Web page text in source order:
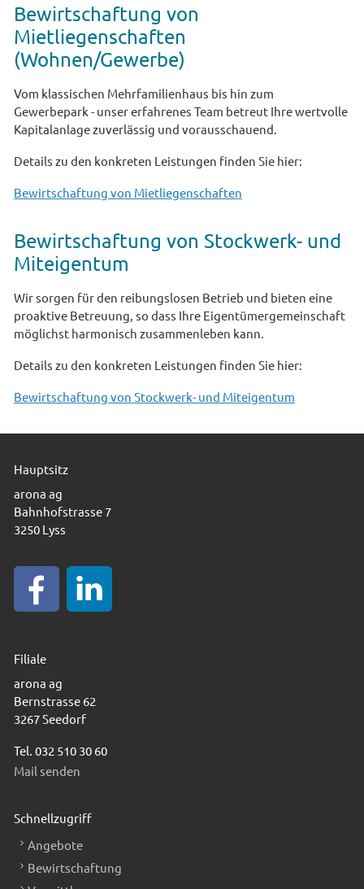
Bewirtschaftung von
Mietliegenschaften
(Wohnen/Gewerbe)
Vom klassischen Mehrfamilienhaus bis hin zum
Gewerbepark - unser erfahrenes Team betreut Ihre wertvolle
Kapitalanlage zuverlässig und vorausschauend.
Details zu den konkreten Leistungen finden Sie hier:
Bewirtschaftung von Mietliegenschaften
Bewirtschaftung von Stockwerk- und
Miteigentum
Wir sorgen für den reibungslosen Betrieb und bieten eine
proaktive Betreuung, so dass Ihre Eigentümergemeinschaft
möglichst harmonisch zusammenleben kann.
Details zu den konkreten Leistungen finden Sie hier:
Bewirtschaftung von Stockwerk- und Miteigentum
Hauptsitz
arona ag
Bahnhofstrasse 7
3250 Lyss
Filiale
arona ag
Bernstrasse 62
3267 Seedorf
Tel. 032 510 30 60
Mail senden
Schnellzugriff
Angebote
Bewirtschaftung